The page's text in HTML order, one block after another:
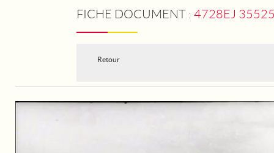
FICHE DOCUMENT : 4728EJ
Retour